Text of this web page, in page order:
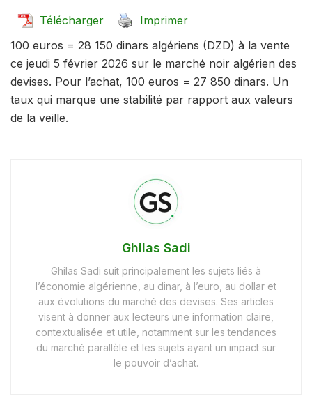
Télécharger
Imprimer
100 euros = 28 150 dinars algériens (DZD) à la vente
ce jeudi 5 février 2026 sur le marché noir algérien des
devises. Pour l’achat, 100 euros = 27 850 dinars. Un
taux qui marque une stabilité par rapport aux valeurs
de la veille.
Ghilas Sadi
Ghilas Sadi suit principalement les sujets liés à
l’économie algérienne, au dinar, à l’euro, au dollar et
aux évolutions du marché des devises. Ses articles
visent à donner aux lecteurs une information claire,
contextualisée et utile, notamment sur les tendances
du marché parallèle et les sujets ayant un impact sur
le pouvoir d’achat.